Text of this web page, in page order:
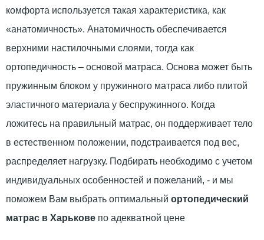
комфорта используется такая характеристика, как
«анатомичность». Анатомичность обеспечивается
верхними настилочными слоями, тогда как
ортопедичность – основой матраса. Основа может быть
пружинным блоком у пружинного матраса либо плитой
эластичного материала у беспружинного. Когда
ложитесь на правильный матрас, он поддерживает тело
в естественном положении, подстраивается под вес,
распределяет нагрузку. Подбирать необходимо с учетом
индивидуальных особенностей и пожеланий, - и мы
поможем Вам выбрать оптимальный ортопедический
матрас в Харькове по адекватной цене